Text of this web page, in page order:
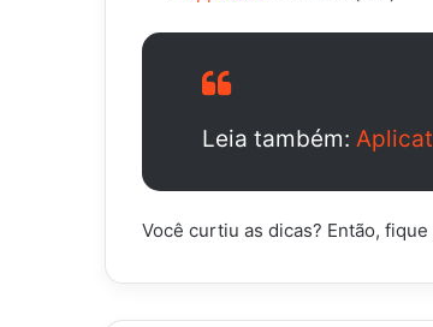
Leia também:
Você curtiu as dicas? Então, fique